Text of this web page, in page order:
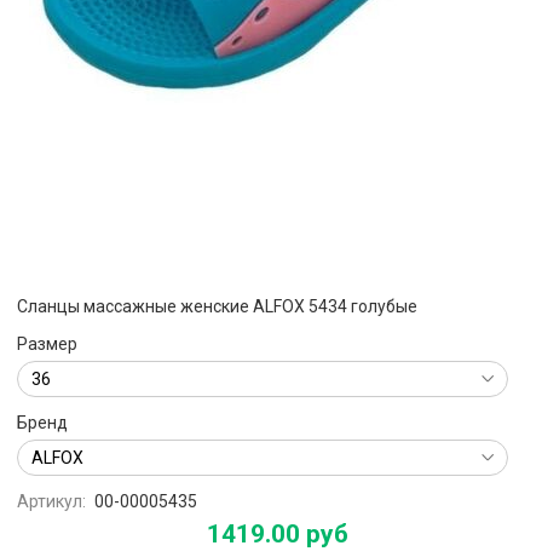
Сланцы массажные женские ALFOX 5434 голубые
Размер
Бренд
Артикул: 00-00005435
1419.00 руб